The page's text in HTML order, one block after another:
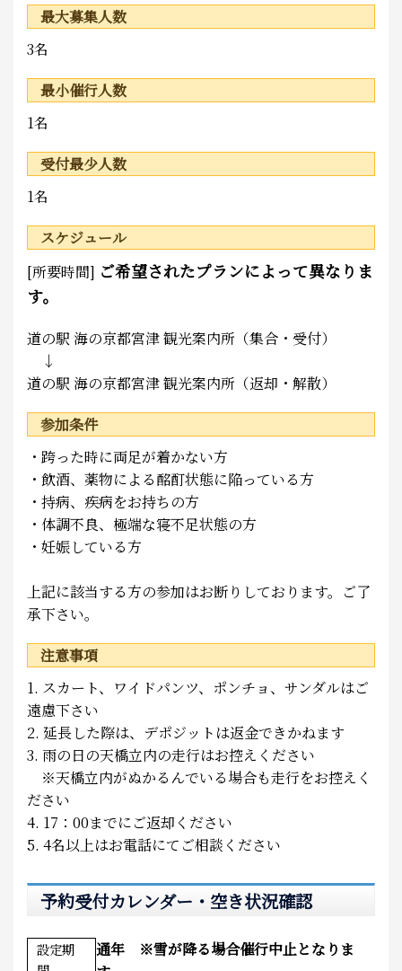
最大募集人数
3名
最小催行人数
1名
受付最少人数
1名
スケジュール
[所要時間] ご希望されたプランによって異なりま
す。
道の駅 海の京都宮津 観光案内所（集合・受付）
↓
道の駅 海の京都宮津 観光案内所（返却・解散）
参加条件
・跨った時に両足が着かない方
・飲酒、薬物による酩酊状態に陥っている方
・持病、疾病をお持ちの方
・体調不良、極端な寝不足状態の方
・妊娠している方
上記に該当する方の参加はお断りしております。ご了
承下さい。
注意事項
1. スカート、ワイドパンツ、ポンチョ、サンダルはご
遠慮下さい
2. 延長した際は、デポジットは返金できかねます
3. 雨の日の天橋立内の走行はお控えください
※天橋立内がぬかるんでいる場合も走行をお控えく
ださい
4. 17：00までにご返却ください
5. 4名以上はお電話にてご相談ください
予約受付カレンダー・空き状況確認
設定期
通年 ※雪が降る場合催行中止となりま